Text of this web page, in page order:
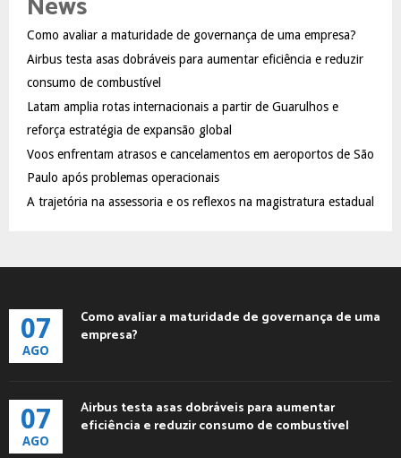
h
o
r
:
R
Como avaliar a maturidade de governança de uma empresa?
Airbus testa asas dobráveis para aumentar eficiência e reduzir
consumo de combustível
Latam amplia rotas internacionais a partir de Guarulhos e
reforça estratégia de expansão global
Voos enfrentam atrasos e cancelamentos em aeroportos de São
Paulo após problemas operacionais
A trajetória na assessoria e os reflexos na magistratura estadual
07
AGO
Como avaliar a maturidade de governança de uma
empresa?
07
AGO
Airbus testa asas dobráveis para aumentar
eficiência e reduzir consumo de combustível